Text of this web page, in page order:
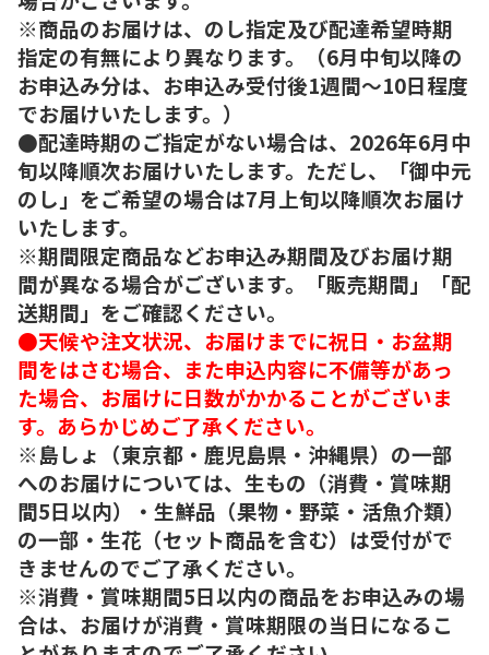
※商品のお届けは、のし指定及び配達希望時期
指定の有無により異なります。（6月中旬以降の
お申込み分は、お申込み受付後1週間～10日程度
でお届けいたします。）
●配達時期のご指定がない場合は、2026年6月中
旬以降順次お届けいたします。ただし、「御中元
のし」をご希望の場合は7月上旬以降順次お届け
いたします。
※期間限定商品などお申込み期間及びお届け期
間が異なる場合がございます。「販売期間」「配
送期間」をご確認ください。
●天候や注文状況、お届けまでに祝日・お盆期
間をはさむ場合、また申込内容に不備等があっ
た場合、お届けに日数がかかることがございま
す。あらかじめご了承ください。
※島しょ（東京都・鹿児島県・沖縄県）の一部
へのお届けについては、生もの（消費・賞味期
間5日以内）・生鮮品（果物・野菜・活魚介類）
の一部・生花（セット商品を含む）は受付がで
きませんのでご了承ください。
※消費・賞味期間5日以内の商品をお申込みの場
合は、お届けが消費・賞味期限の当日になるこ